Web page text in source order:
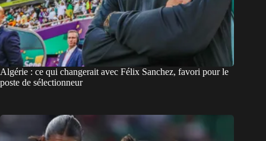
Algérie : ce qui changerait avec Félix Sanchez, favori pour le
poste de sélectionneur